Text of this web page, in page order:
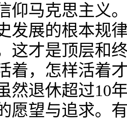
仰马克思主义
发展的根本规
这才是顶层和
着，怎样活着
然退休超过10
愿望与追求。